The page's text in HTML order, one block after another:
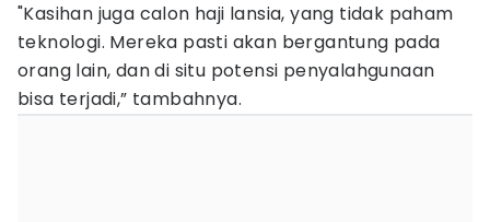
"Kasihan juga calon haji lansia, yang tidak paham
teknologi. Mereka pasti akan bergantung pada
orang lain, dan di situ potensi penyalahgunaan
bisa terjadi,” tambahnya.